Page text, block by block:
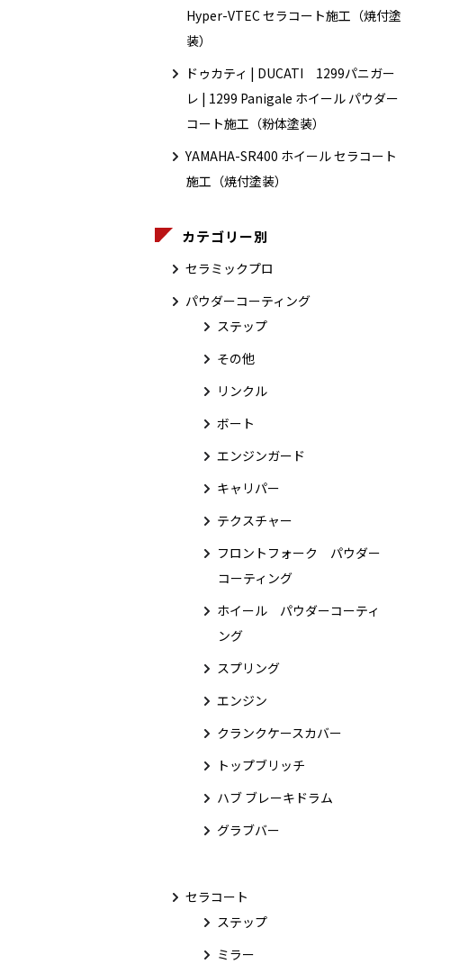
Hyper-VTEC セラコート施工（焼付塗
装）
ドゥカティ | DUCATI 1299パニガー
レ | 1299 Panigale ホイール パウダー
コート施工（粉体塗装）
YAMAHA-SR400 ホイール セラコート
施工（焼付塗装）
カテゴリー別
セラミックプロ
パウダーコーティング
ステップ
その他
リンクル
ボート
エンジンガード
キャリパー
テクスチャー
フロントフォーク パウダー
コーティング
ホイール パウダーコーティ
ング
スプリング
エンジン
クランクケースカバー
トップブリッチ
ハブ ブレーキドラム
グラブバー
セラコート
ステップ
ミラー